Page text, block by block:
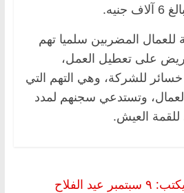
للعمال المضربين سلميا تهم
على تعطيل العمل،
للشركة، وهي التهم التي
وتستدعي سجنهم لمدد
العيش.
الفلاح